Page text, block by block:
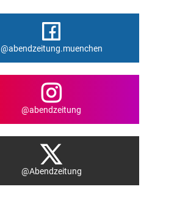
@abendzeitung.muenchen
@abendzeitung
@Abendzeitung